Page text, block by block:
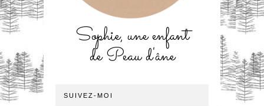
Sophie, une enfant
de Peau d'âne
SUIVEZ-MOI